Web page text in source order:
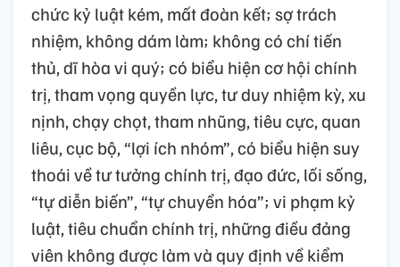
chức kỷ luật kém, mất đoàn kết; sợ trách
nhiệm, không dám làm; không có chí tiến
thủ, dĩ hòa vi quý; có biểu hiện cơ hội chính
trị, tham vọng quyền lực, tư duy nhiệm kỳ, xu
nịnh, chạy chọt, tham nhũng, tiêu cực, quan
liêu, cục bộ, “lợi ích nhóm”, có biểu hiện suy
thoái về tư tưởng chính trị, đạo đức, lối sống,
“tự diễn biến”, “tự chuyển hóa”; vi phạm kỷ
luật, tiêu chuẩn chính trị, những điều đảng
viên không được làm và quy định về kiểm